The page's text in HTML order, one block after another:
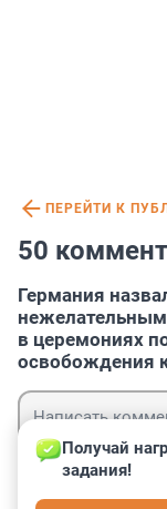
ПЕРЕЙТИ К
50
Германия
нежелательным
в церемониях
освобождения
Получай
задания!